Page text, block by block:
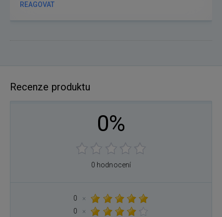
REAGOVAT
Recenze produktu
0%
0 hodnocení
0
×
0
×